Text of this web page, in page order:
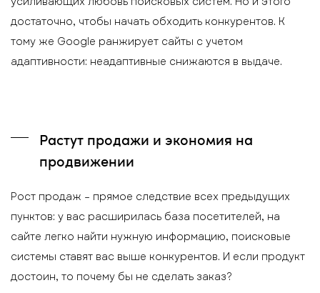
достаточно, чтобы начать обходить конкурентов. К
тому же Google ранжирует сайты с учетом
адаптивности: неадаптивные снижаются в выдаче.
Растут продажи и экономия на
продвижении
Рост продаж – прямое следствие всех предыдущих
пунктов: у вас расширилась база посетителей, на
сайте легко найти нужную информацию, поисковые
системы ставят вас выше конкурентов. И если продукт
достоин, то почему бы не сделать заказ?